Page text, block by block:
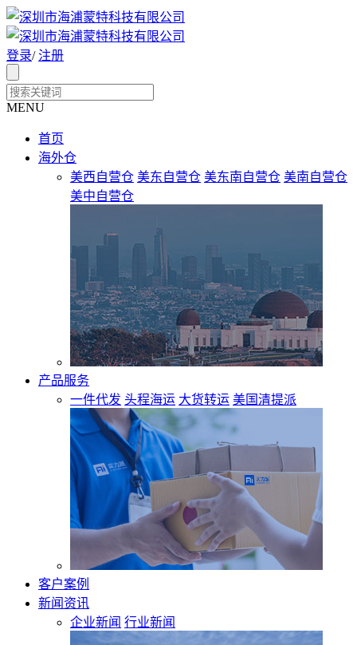
登录/注册
MENU
首页
海外仓
美西自营仓 美东自营仓 美东南自营仓 美南自营仓
美中自营仓
产品服务
一件代发 头程海运 大货转运 美国清提派
客户案例
新闻资讯
企业新闻 行业新闻